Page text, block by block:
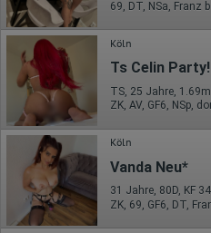
verarbeiteten Daten
erstellt werden. Diese
auch an Dritte übertragen, sofern
vorgeschrieben wird oder, soweit
von Google verarbeiten. Die IP-
Google innerhalb von
oder in anderen Vertragsstaaten
Europäischen Wirtschaftsraum
Daten anonym erhoben werden.
volle IP-Adresse an einen Server
übertragen und dort gekürzt. Die
übermittelte IP-Adresse wird
zusammengeführt.
Erhobene Informationen zum
Köln
Ts Celin
ZK, AV, GF6, NSp,
Köln
Vanda Neu*
31 Jahre, 80D, KF
ZK, 69, GF6, DT,